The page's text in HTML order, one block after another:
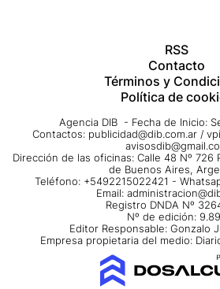
RSS
Contacto
Términos y
Política de
Agencia DIB - Fecha de Inicio:
Contactos: publicidad@dib.com.ar /
Dirección de las oficinas: Calle 48 Nº 726
de Buenos Aires,
Teléfono: +5492215022421 -
Email:
Registro DNDA Nº
Nº de edición:
Editor Responsable: Gonzalo
Empresa propietaria del medio: